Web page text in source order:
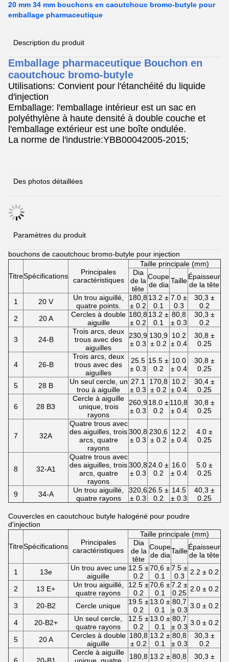
20 mm 34 mm bouchons en caoutchouc bromo-butyle pour
emballage pharmaceutique
Description du produit
Emballage pharmaceutique Bouchon en
caoutchouc bromo-butyle
Utilisations: Convient pour l'étanchéité du liquide
d'injection
Emballage: l'emballage intérieur est un sac en
polyéthylène à haute densité à double couche et
l'emballage extérieur est une boîte ondulée.
La norme de l'industrie:YBB00042005-2015;
Des photos détaillées
Paramètres du produit
bouchons de caoutchouc bromo-butyle pour injection
TitreSpécifications
Principales
caractéristiques
Taille principale (mm)
Dia
de la
tête
Coupe
de dia Taille Épaisseur
de la tête
1 20 V
Un trou aiguillé,
quatre points.
180,8
± 0.2
13.2 ±
0.1
7.0 ±
0.3
30,3 ±
0.2
2
20 A
Cercles à double
aiguille
180,8
± 0.2
13.2 ±
0.1
80,8
± 0.3
30,3 ±
0.2
3 24-B
Trois arcs, deux
trous avec des
aiguilles
230,9
± 0.3
130,9
± 0.2
10.2
± 0.4
30,8 ±
0.25
4 26-B
Trois arcs, deux
trous avec des
aiguilles
25.5
± 0.3
15.5 ±
0.2
10.0
± 0.4
30,8 ±
0.25
5 28 B
Un seul cercle, un
trou à aiguille
27.1
± 0.3
170,8
± 0.2
10.2
± 0.4
30,4 ±
0.25
6 28 B3
Cercle à aiguille
unique, trois
rayons
260,9
± 0.3
18.0 ±
0.2
110,8
± 0.4
30,8 ±
0.25
7 32A
Quatre trous avec
des aiguilles, trois
arcs, quatre
rayons
300,8
± 0.3
230,6
± 0.2
12.2
± 0.4
4.0 ±
0.25
8 32-A1
Quatre trous avec
des aiguilles, trois
arcs, quatre
rayons
300,8
± 0.3
24.0 ±
0.2
16.0
± 0.4
5.0 ±
0.25
9 34-A
Un trou aiguillé,
quatre rayons
320,6
± 0.3
26.5 ±
0.2
14.5
± 0.3
40,3 ±
0.25
Couvercles en caoutchouc butyle halogéné pour poudre
d'injection
TitreSpécifications
Principales
caractéristiques
Taille principale (mm)
Dia
de la
tête
Coupe
de diaTailleÉpaisseur
de la tête
1 13e
Un trou avec une
aiguille
12.5 ±
0.2
70,6 ±
0.1
7.5 ±
0.3
2.2 ± 0.2
2 13 E+
Un trou aiguillé,
quatre rayons
12.5 ±
0.2
70,6 ±
0.1
7.2 ±
0.25 2.0 ± 0.2
3 20-B2 Cercle unique
19.5 ±
0.2
13.0 ±
0.1
80,7
± 0.3 3.0 ± 0.2
4 20-B2+
Un seul cercle,
quatre rayons
12.5 ±
0.2
13.0 ±
0.1
80,7
± 0.3 3.0 ± 0.2
5 20 A
Cercles à double
aiguille
180,8
± 0.2
13.2 ±
0.1
80,8
± 0.3
30,3 ±
0.2
Cercle à aiguille
180,8 13.2 ± 80,8
30,3 ±